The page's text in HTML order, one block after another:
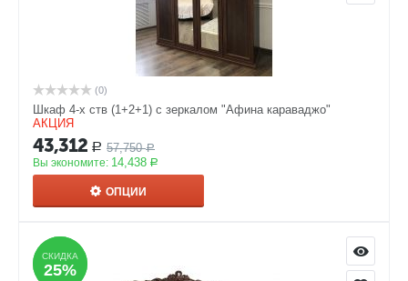
(0)
Шкаф 4-х ств (1+2+1) с зеркалом "Афина караваджо"
АКЦИЯ
43,312 Р 57,750 Р
Вы экономите: 14,438 Р
ОПЦИИ
СКИДКА
25%
СКИДКА
25%